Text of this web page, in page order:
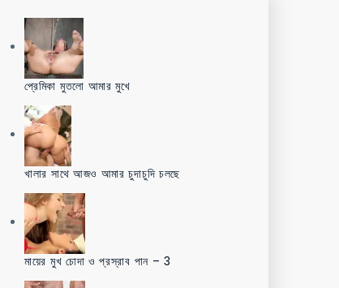
প্রেমিকা মুতলো আমার মুখে
খালার সাথে আজও আমার চুদাচুদি চলছে
মায়ের মুখ চোদা ও প্রস্রাব পান – 3